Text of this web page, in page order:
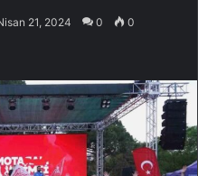
21, 2024 0 0